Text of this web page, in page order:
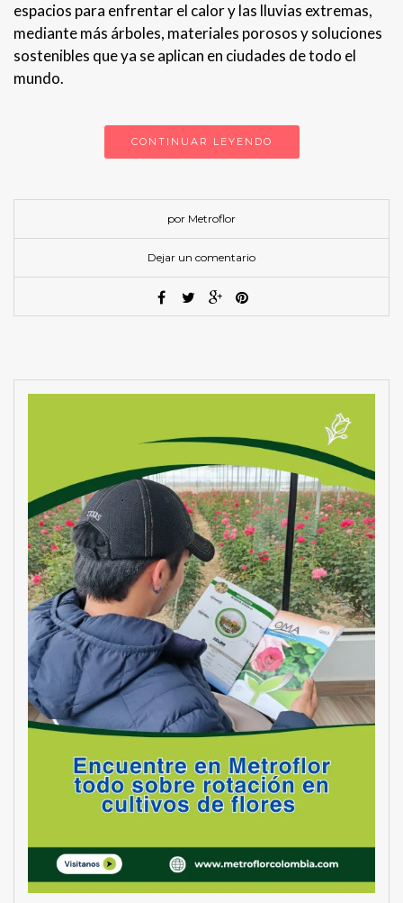
espacios para enfrentar el calor y las lluvias extremas,
mediante más árboles, materiales porosos y soluciones
sostenibles que ya se aplican en ciudades de todo el
mundo.
CONTINUAR LEYENDO
por Metroflor
Dejar un comentario